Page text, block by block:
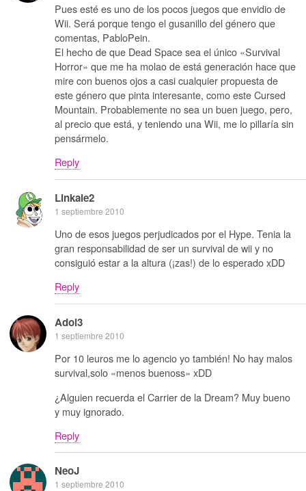
Pues esté es uno de los pocos juegos que envidio de
Wii. Será porque tengo el gusanillo del género que
comentas, PabloPein.
El hecho de que Dead Space sea el único «Survival
Horror» que me ha molao de está generación hace que
mire con buenos ojos a casi cualquier propuesta de
este género que pinta interesante, como este Cursed
Mountain. Probablemente no sea un buen juego, pero,
al precio que está, y teniendo una Wii, me lo pillaría sin
pensármelo.
Reply
Linkale2
1 septiembre 2010
Uno de esos juegos perjudicados por el Hype. Tenia la
gran responsabilidad de ser un survival de wii y no
consiguió estar a la altura (¡zas!) de lo esperado xDD
Reply
Adol3
1 septiembre 2010
Por 10 leuros me lo agencio yo también! No hay malos
survival,solo «menos buenoss» xDD
¿Alguien recuerda el Carrier de la Dream? Muy bueno
y muy ignorado.
Reply
NeoJ
1 septiembre 2010